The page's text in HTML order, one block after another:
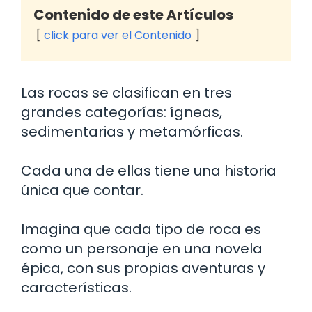
Contenido de este Artículos
click para ver el Contenido
Las rocas se clasifican en tres
grandes categorías: ígneas,
sedimentarias y metamórficas.
Cada una de ellas tiene una historia
única que contar.
Imagina que cada tipo de roca es
como un personaje en una novela
épica, con sus propias aventuras y
características.